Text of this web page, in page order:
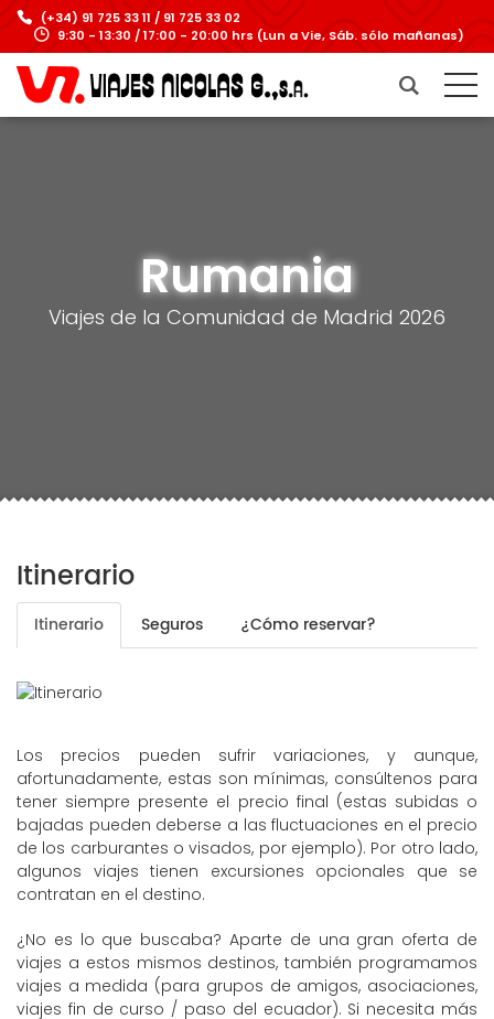
(+34) 91 725 33 11 / 91 725 33 02
9:30 - 13:30 / 17:00 - 20:00 hrs (Lun a Vie, Sáb. sólo mañanas)
Rumania
Viajes de la Comunidad de Madrid 2026
Itinerario
Itinerario Seguros ¿Cómo reservar?
Los precios pueden sufrir variaciones, y aunque,
afortunadamente, estas son mínimas, consúltenos para
tener siempre presente el precio final (estas subidas o
bajadas pueden deberse a las fluctuaciones en el precio
de los carburantes o visados, por ejemplo). Por otro lado,
algunos viajes tienen excursiones opcionales que se
contratan en el destino.
¿No es lo que buscaba? Aparte de una gran oferta de
viajes a estos mismos destinos, también programamos
viajes a medida (para grupos de amigos, asociaciones,
viajes fin de curso / paso del ecuador). Si necesita más